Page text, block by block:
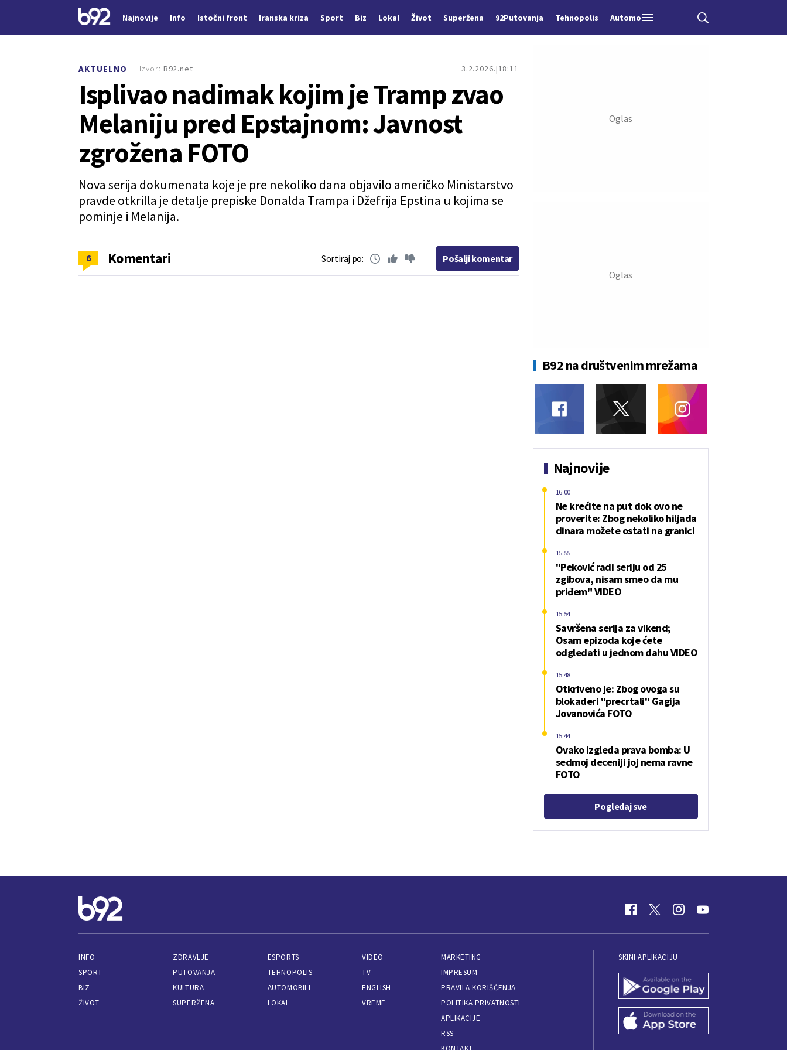
Najnovije Info Istočni front Iranska kriza Sport Biz Lokal Život Superžena 92Putovanja Tehnopolis Automobili
AKTUELNO 3.2.2026. 18:11
Isplivao nadimak kojim je Tramp zvao
Melaniju pred Epstajnom: Javnost
zgrožena FOTO
Nova serija dokumenata koje je pre nekoliko dana objavilo američko Ministarstvo
pravde otkrilla je detalje prepiske Donalda Trampa i Džefrija Epstina u kojima se
pominje i Melanija.
Izvor: B92.net
6 Komentari Sortiraj po: Pošalji komentar
B92 na društvenim mrežama
Najnovije
Ne krećite na put dok ovo ne
proverite: Zbog nekoliko hiljada
dinara možete ostati na granici
16:00
"Peković radi seriju od 25
zgibova, nisam smeo da mu
priđem" VIDEO
15:55
Savršena serija za vikend;
Osam epizoda koje ćete
odgledati u jednom dahu VIDEO
15:54
Otkriveno je: Zbog ovoga su
blokaderi "precrtali" Gagija
Jovanovića FOTO
15:48
Ovako izgleda prava bomba: U
sedmoj deceniji joj nema ravne
FOTO
15:44
Pogledaj sve
INFO
SPORT
BIZ
ŽIVOT
ZDRAVLJE
PUTOVANJA
KULTURA
SUPERŽENA
ESPORTS
TEHNOPOLIS
AUTOMOBILI
LOKAL
VIDEO
TV
ENGLISH
VREME
MARKETING
IMPRESUM
PRAVILA KORIŠĆENJA
POLITIKA PRIVATNOSTI
APLIKACIJE
RSS
SKINI APLIKACIJU